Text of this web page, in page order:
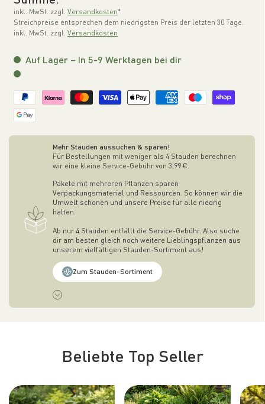
inkl. MwSt. zzgl. Versandkosten*
Streichpreise entsprechen dem niedrigsten Preis der letzten 30 Tage.
inkl. MwSt. zzgl. Versandkosten
Auf Lager – In 5-9 Werktagen bei dir
Mehr Stauden aussuchen & sparen!
Für Bestellungen mit weniger als 4 Stauden berechnen
wir eine kleine Service-Gebühr von 3,99 €.
Pakete mit mehreren Pflanzen sparen
Verpackungsmaterial und Ressourcen. So können wir die
Umwelt schonen und unsere Preise für alle niedrig
halten.
Ab nur 4 Stauden entfällt die Service-Gebühr. Also suche
dir am besten gleich noch weitere Lieblingspflanzen aus
unserem vielfältigen Stauden-Sortiment aus!
Zum Stauden-Sortiment
Beliebte Top Seller